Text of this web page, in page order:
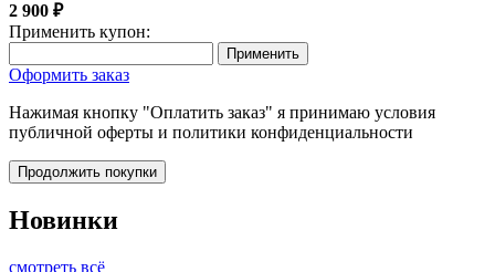
2 900 ₽
Применить купон:
Применить
Оформить заказ
Нажимая кнопку "Оплатить заказ" я принимаю условия
публичной оферты и политики конфиденциальности
Продолжить покупки
Новинки
смотреть всё